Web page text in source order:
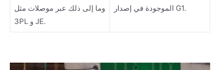
وما إلى ذلك عبر موصلات مثل
3PL و JE.
الموجودة في إصدار G1.